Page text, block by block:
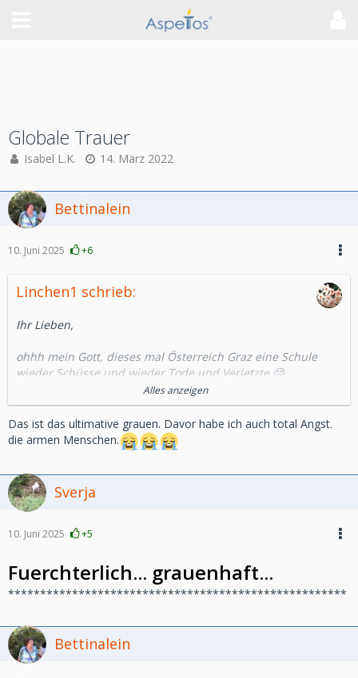
Globale Trauer
Isabel L.K. 14. März 2022
Bettinalein
10. Juni 2025 +6
Linchen1 schrieb:
Ihr Lieben,
ohhh mein Gott, dieses mal Österreich Graz eine Schule
wieder Schüsse und wieder Tode und Verletzte.😔
Meine Gedanken sind bei den Jugendlichen den Eltern
Lehrer und natürlich allen Betroffenen.😔
Vlg. Linchen
Alles anzeigen
Das ist das ultimative grauen. Davor habe ich auch total Angst.
die armen Menschen.
Sverja
10. Juni 2025 +5
Fuerchterlich... grauenhaft...
*****************************************************
Bettinalein